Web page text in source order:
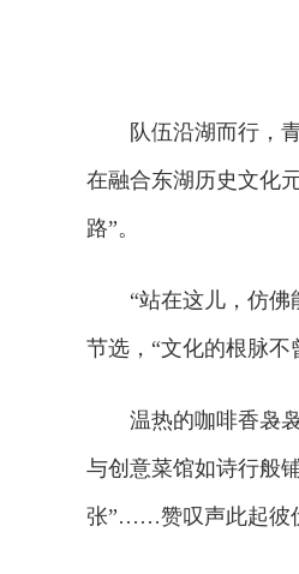
队伍沿湖而行，青
在融合东湖历史文化
路”。
“站在这儿，仿佛能
节选，“文化的根脉
温热的咖啡香袅袅
与创意菜馆如诗行般
张”……赞叹声此起彼